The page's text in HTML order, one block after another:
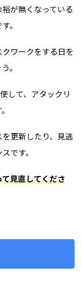
が無くなっている
。
ワークをする日を
。
して、アタックリ
更新したり、見逃
です。
見直してくださ